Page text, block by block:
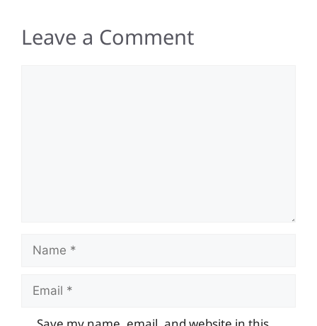
Leave a Comment
Name
Email